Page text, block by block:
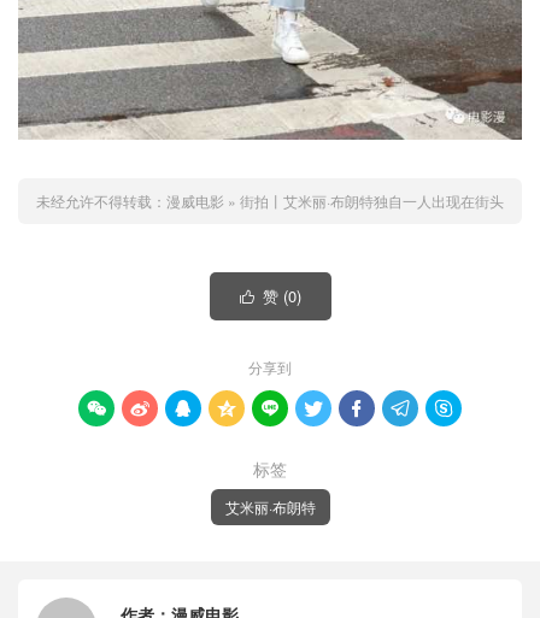
未经允许不得转载： 漫威电影 » 街拍丨艾米丽·布朗特独自一人出现在街头
 赞 (0)
分享到
        
标签
艾米丽·布朗特